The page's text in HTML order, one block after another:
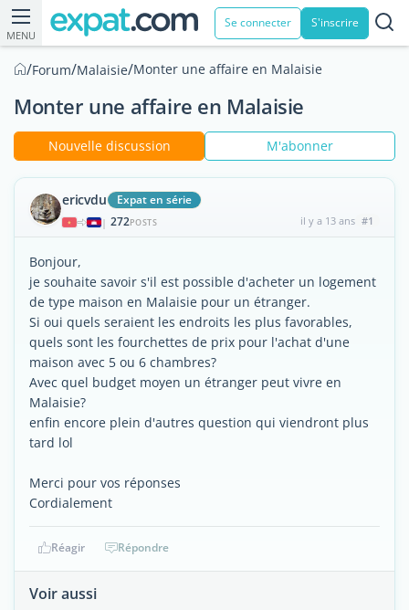
MENU
Se connecter S'inscrire
/Forum/Malaisie/Monter une affaire en Malaisie
Monter une affaire en Malaisie
Nouvelle discussion M'abonner
ericvdu Expat en série
| 272POSTS il y a 13 ans #1
Bonjour,
je souhaite savoir s'il est possible d'acheter un logement
de type maison en Malaisie pour un étranger.
Si oui quels seraient les endroits les plus favorables,
quels sont les fourchettes de prix pour l'achat d'une
maison avec 5 ou 6 chambres?
Avec quel budget moyen un étranger peut vivre en
Malaisie?
enfin encore plein d'autres question qui viendront plus
tard lol
Merci pour vos réponses
Cordialement
Réagir Répondre
Voir aussi